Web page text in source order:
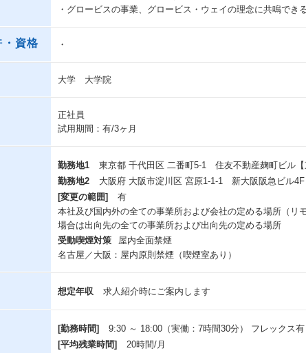
・グロービスの事業、グロービス・ウェイの理念に共鳴でき
・資格 ・
大学 大学院
正社員
試用期間：有/3ヶ月
勤務地1
東京都 千代田区 二番町5-1 住友不動産麹町ビル【
勤務地2
大阪府 大阪市淀川区 宮原1-1-1 新大阪阪急ビル4F
[変更の範囲]
有
本社及び国内外の全ての事業所および会社の定める場所（リ
場合は出向先の全ての事業所および出向先の定める場所
受動喫煙対策
屋内全面禁煙
名古屋／大阪：屋内原則禁煙（喫煙室あり）
想定年収 求人紹介時にご案内します
[勤務時間]
9:30 ～ 18:00（実働：7時間30分） フレックス
[平均残業時間]
20時間/月